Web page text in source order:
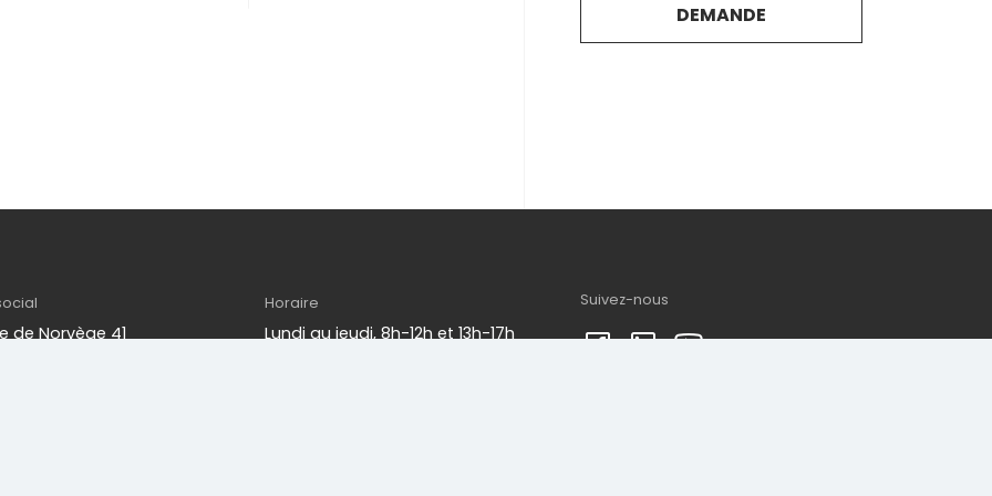
DEMANDE
de Norvège 41
Horaire
Lundi au jeudi, 8h-12h et 13h-17h
Suivez-nous